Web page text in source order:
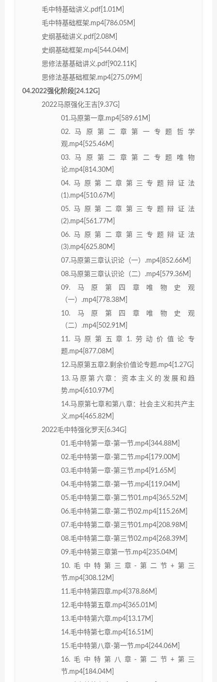
毛中特基础讲义.pdf[1.01M]
毛中特基础框架.mp4[786.05M]
史纲基础讲义.pdf[2.08M]
史纲基础框架.mp4[544.04M]
思修法基基础讲义.pdf[902.11K]
思修法基基础框架.mp4[275.09M]
04.2022强化阶段[24.12G]
2022马原强化王吉[9.37G]
01.马原第一章.mp4[589.61M]
02.马原第二章第一专题哲学
观.mp4[525.46M]
03.马原第二章第二专题唯物
论.mp4[814.30M]
04.马原第二章第三专题辩证法
(1).mp4[510.67M]
05.马原第二章第三专题辩证法
(2).mp4[561.77M]
06.马原第二章第三专题辩证法
(3).mp4[625.80M]
07.马原第三章认识论（一）.mp4[852.66M]
08.马原第三章认识论（二）.mp4[579.36M]
09.马原第四章唯物史观
（一）.mp4[778.38M]
10.马原第四章唯物史观
（二）.mp4[502.91M]
11.马原第五章1.劳动价值论专
题.mp4[877.08M]
12.马原第五章2.剩余价值论专题.mp4[1.27G]
13.马原第六章：资本主义的发展和趋
势.mp4[610.97M]
14.马原第七章和第八章：社会主义和共产主
义.mp4[465.82M]
2022毛中特强化罗天[6.34G]
01.毛中特第一章-第一节.mp4[344.88M]
02.毛中特第一章-第二节.mp4[179.00M]
03.毛中特第一章-第三节.mp4[91.65M]
04.毛中特第二章-第一节.mp4[119.04M]
05.毛中特第二章-第二节01.mp4[365.52M]
06.毛中特第二章-第二节02.mp4[115.26M]
07.毛中特第二章-第三节01.mp4[208.98M]
08.毛中特第二章-第三节02.mp4[268.39M]
09.毛中特第三章第一节.mp4[235.04M]
10.毛中特第三章-第二节+第三
节.mp4[308.12M]
11.毛中特第四章.mp4[378.86M]
12.毛中特第五章.mp4[365.01M]
13.毛中特第六章.mp4[13.17M]
14.毛中特第七章.mp4[16.51M]
15.毛中特第八章-第一节.mp4[244.06M]
16.毛中特第八章-第二节+第三
节.mp4[184.04M]